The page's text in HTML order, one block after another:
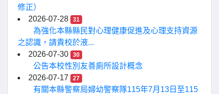
修正）
2026-07-28
31
為強化本縣縣民對心理健康促進及心理支持資源
之認識，請貴校於液...
2026-07-30
30
公告本校性別友善廁所設計概念
2026-07-17
27
有關本縣警察局婦幼警察隊115年7月13日至115